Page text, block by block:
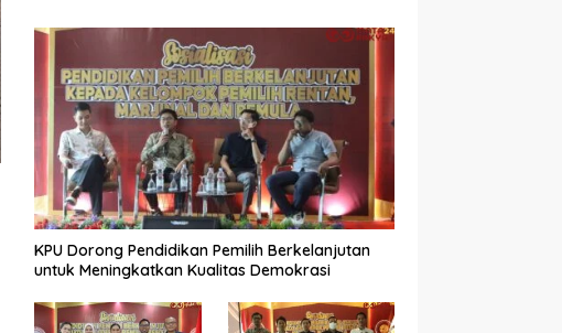
KPU Dorong Pendidikan Pemilih Berkelanjutan
untuk Meningkatkan Kualitas Demokrasi